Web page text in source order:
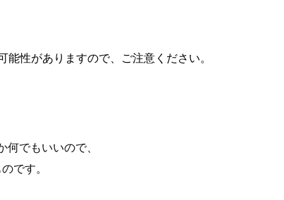
性がありますので、ご注意ください。
でもいいので、
です。